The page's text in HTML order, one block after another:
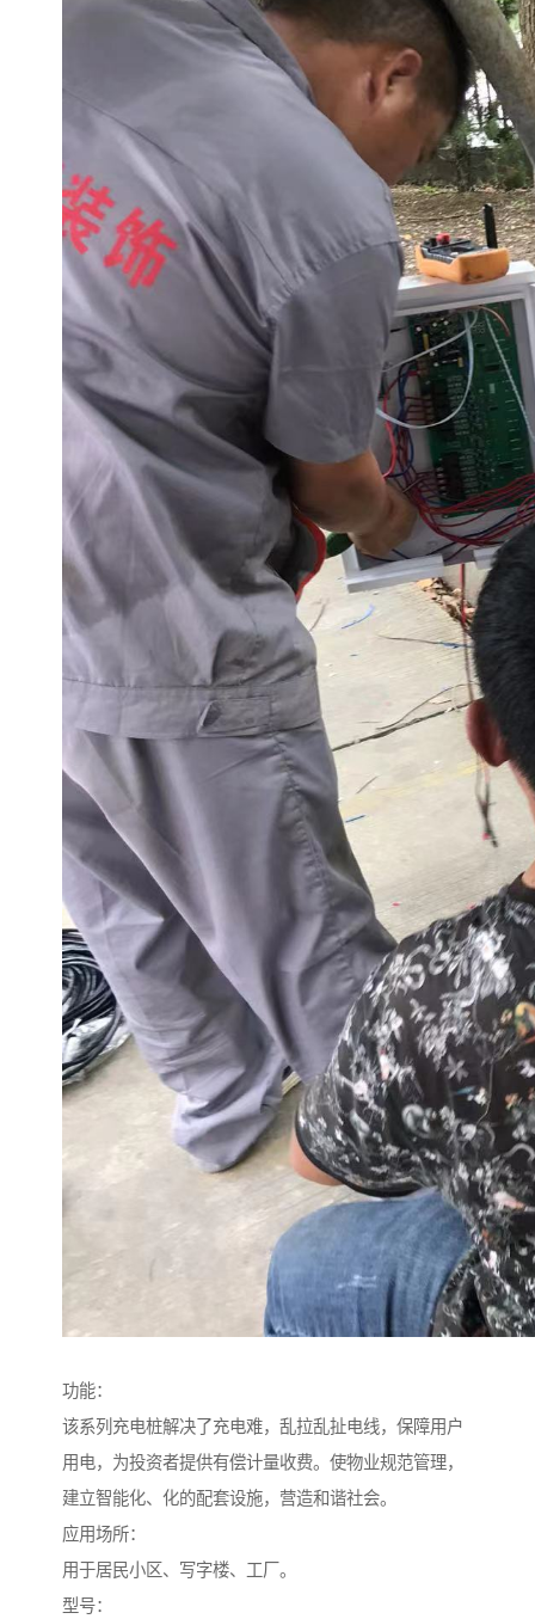
功能：
该系列充电桩解决了充电难，乱拉乱扯电线，保障用户
用电，为投资者提供有偿计量收费。使物业规范管理，
建立智能化、化的配套设施，营造和谐社会。
应用场所：
用于居民小区、写字楼、工厂。
型号：